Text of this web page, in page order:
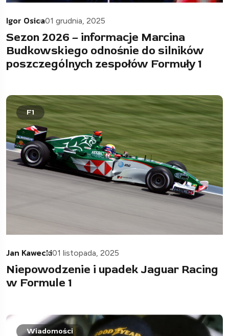
Igor Osica01 grudnia, 2025
Sezon 2026 – informacje Marcina
Budkowskiego odnośnie do silników
poszczególnych zespołów Formuły 1
F1
Jan Kawecki01 listopada, 2025
Niepowodzenie i upadek Jaguar Racing
w Formule 1
Wiadomości